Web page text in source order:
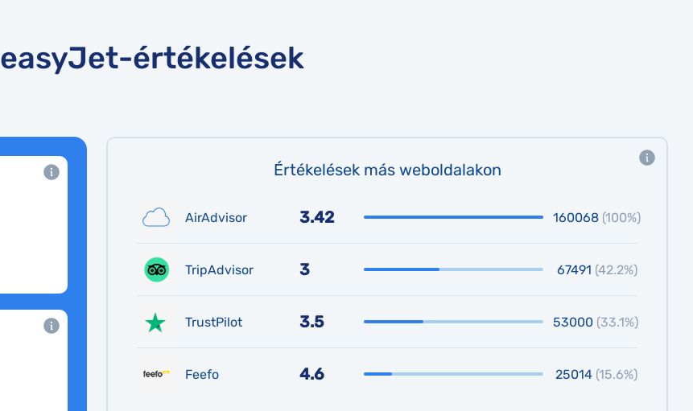
easyJet-értékelések
Értékelések más weboldalakon
AirAdvisor 3.42 160068 (100%)
TripAdvisor 3 67491 (42.2%)
TrustPilot 3.5 53000 (33.1%)
Feefo 4.6 25014 (15.6%)